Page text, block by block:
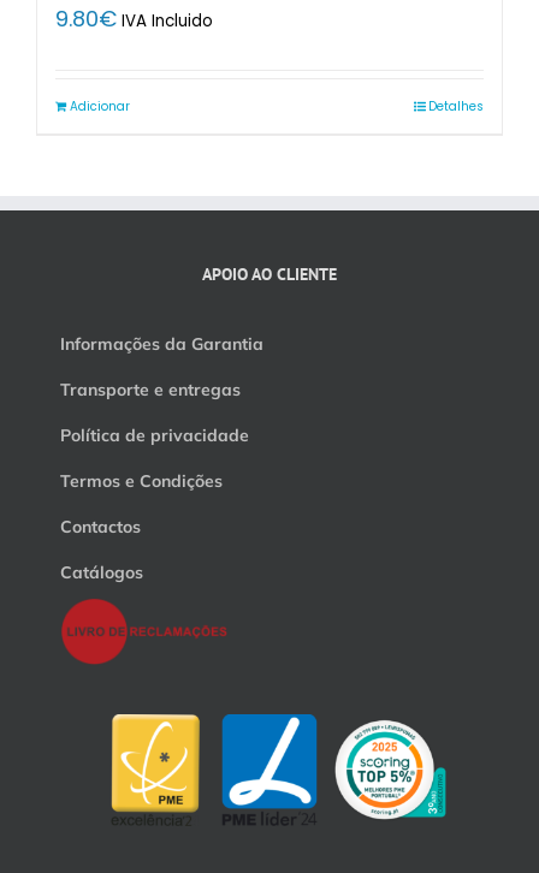
9.80€ IVA Incluido
Adicionar Detalhes
APOIO AO CLIENTE
Informações da Garantia
Transporte e entregas
Política de privacidade
Termos e Condições
Contactos
Catálogos